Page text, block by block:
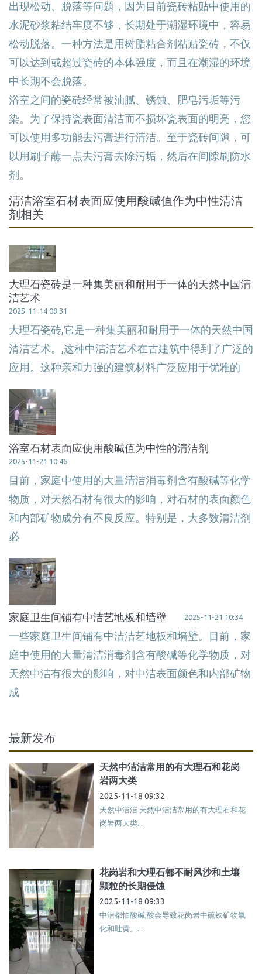
出现松动、脱落等问题，因为目前瓷砖粘贴中使用的
水泥砂浆粘结牢度不够，长期处于潮湿环境中，容易
松动脱落。一种方法是用树脂粘合剂粘贴瓷砖，不仅
可以达到或超过瓷砖的本体强度，而且在潮湿的环境
中长期不会脱落。
浴室之间的瓷砖经常被油腻、锈蚀、肥皂污垢等污
染。为了保持瓷表面清洁而不损坏瓷表面的明亮，您
可以使用多功能去污膏进行清洁。至于瓷砖间隙，可
以用刷子蘸一点去污膏去除污垢，然后在间隙刷防水
剂。
清洁浴室石材表面应使用酸碱值作为中性清洁
剂相关
大理石瓷砖是一种集美丽和耐用于一体的天然中国清
洁艺术
2025-11-14 09:31
大理石瓷砖,它是一种集美丽和耐用于一体的天然中国
清洁艺术。,这种中洁洁艺术在古建筑中得到了广泛的
应用。这种亲和力强的建筑材料广泛应用于优雅的
浴室石材表面应使用酸碱值为中性的清洁剂
2025-11-21 10:46
目前，家庭中使用的大量清洁消毒剂含有酸碱等化学
物质，对天然石材有很大的影响，对石材的表面颜色
和内部矿物成分有不良反应。特别是，大多数清洁剂
必
家庭卫生间铺有中洁艺地板和墙壁 2025-11-21 10:34
一些家庭卫生间铺有中洁洁艺地板和墙壁。目前，家
庭中使用的大量清洁消毒剂含有酸碱等化学物质，对
天然中洁有很大的影响，对中洁表面颜色和内部矿物
成
最新发布
天然中洁洁常用的有大理石和花岗
岩两大类
2025-11-18 09:32
天然中洁洁 天然中洁洁常用的有大理石和花
岗岩两大类...
花岗岩和大理石都不耐风沙和土壤
颗粒的长期侵蚀
2025-11-18 09:33
中洁都怕酸碱,酸会导致花岗岩中硫铁矿物氧
化和吐黄。...